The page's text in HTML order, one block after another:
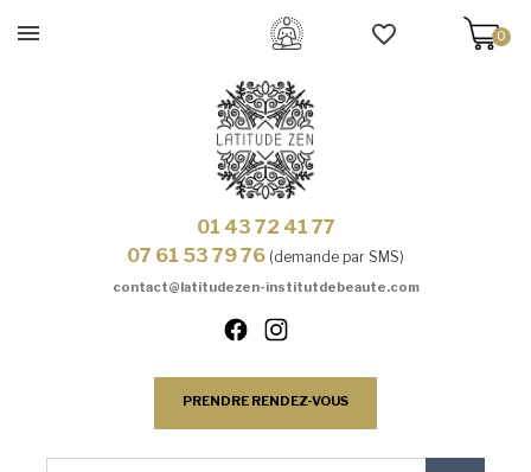
0
01 43 72 41 77
07 61 53 79 76 (demande par SMS)
contact@latitudezen-institutdebeaute.com
PRENDRE RENDEZ-VOUS